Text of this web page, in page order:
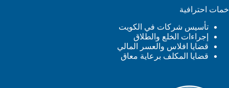
خمات احترافية
تأسيس شركات في الكويت
إجراءات الخلع والطلاق
قضايا افلاس والعسر المالي
قضايا المكلف برعاية معاق